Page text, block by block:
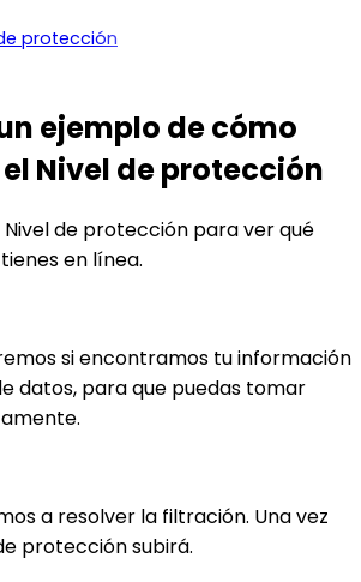
protección
ejemplo decómo
el Nivel de protección
de protección para ver qué
en línea.
si encontramos tu información
datos, para que puedas tomar
a resolver la filtración. Una vez
protección subirá.